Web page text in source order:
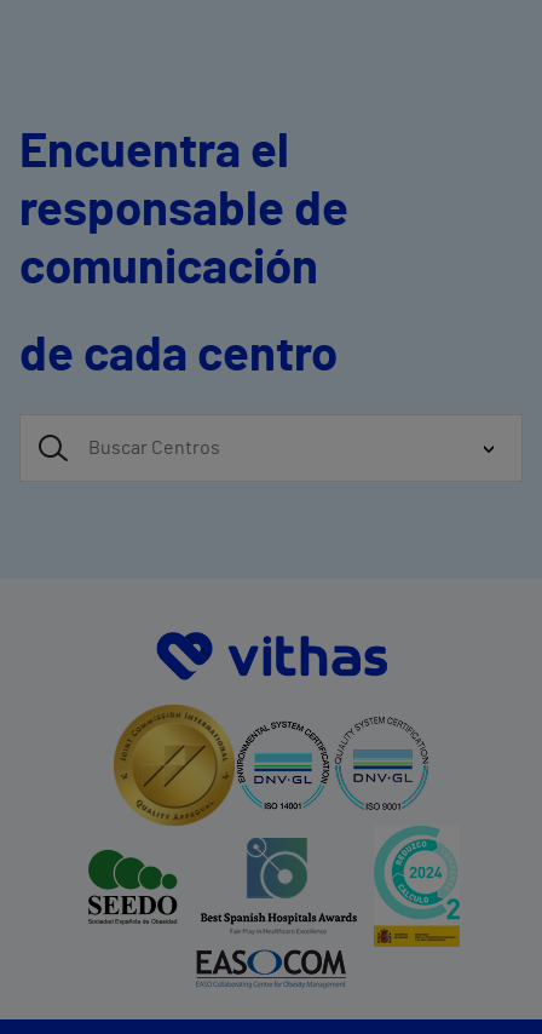
Encuentra el
responsable de
comunicación
de cada centro